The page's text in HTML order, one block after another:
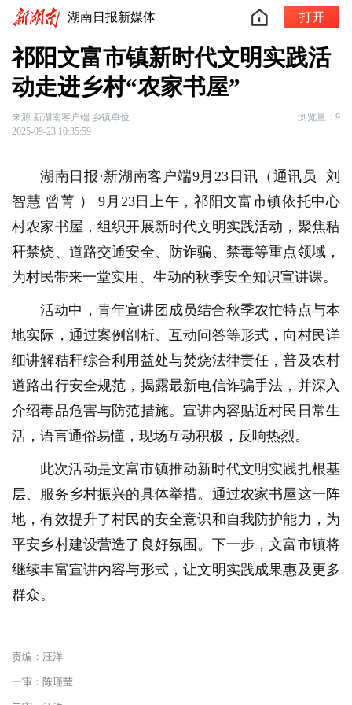
湖南日报新媒体 打开
祁阳文富市镇新时代文明实践活
动走进乡村“农家书屋”
来源:新湖南客户端.乡镇单位
浏览量：9
2025-09-23 10:35:59
湖南日报·新湖南客户端9月23日讯（通讯员
刘
智慧 曾菁 ）
9月23日上午，祁阳文富市镇依托中心
村农家书屋，组织开展新时代文明实践活动，聚焦秸
秆禁烧、道路交通安全、防诈骗、禁毒等重点领域，
为村民带来一堂实用、生动的秋季安全知识宣讲课。
活动中，青年宣讲团成员结合秋季农忙特点与本
地实际，通过案例剖析、互动问答等形式，向村民详
细讲解秸秆综合利用益处与焚烧法律责任，普及农村
道路出行安全规范，揭露最新电信诈骗手法，并深入
介绍毒品危害与防范措施。宣讲内容贴近村民日常生
活，语言通俗易懂，现场互动积极，反响热烈。
此次活动是文富市镇推动新时代文明实践扎根基
层、服务乡村振兴的具体举措。通过农家书屋这一阵
地，有效提升了村民的安全意识和自我防护能力，为
平安乡村建设营造了良好氛围。下一步，文富市镇将
继续丰富宣讲内容与形式，让文明实践成果惠及更多
群众。
责编：汪洋
一审：陈瑾莹